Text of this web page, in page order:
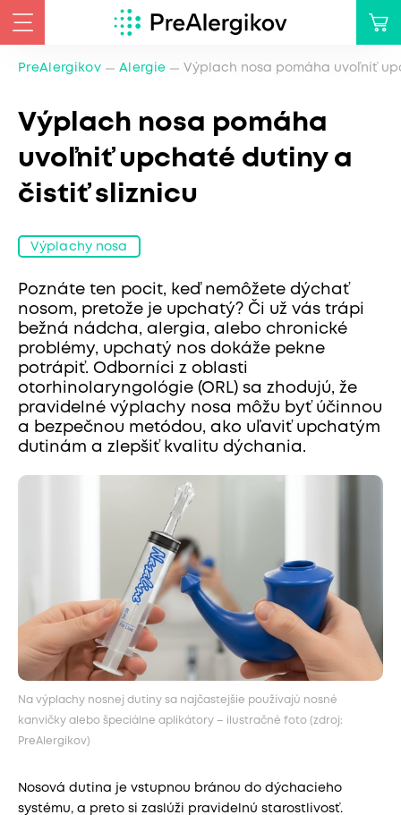
PreAlergikov Alergie Výplach nosa pomáha uvoľniť
Výplach nosa pomáha
uvoľniť upchaté dutiny a
čistiť sliznicu
Výplachy nosa
Poznáte ten pocit, keď nemôžete dýchať
nosom, pretože je upchatý? Či už vás trápi
bežná nádcha, alergia, alebo chronické
problémy, upchatý nos dokáže pekne
potrápiť. Odborníci z oblasti
otorhinolaryngológie (ORL) sa zhodujú, že
pravidelné výplachy nosa môžu byť účinnou
a bezpečnou metódou, ako uľaviť upchatým
dutinám a zlepšiť kvalitu dýchania.
Na výplachy nosnej dutiny sa najčastejšie používajú nosné
kanvičky alebo špeciálne aplikátory – ilustračné foto (zdroj:
PreAlergikov)
Nosová dutina je vstupnou bránou do dýchacieho
systému, a preto si zaslúži pravidelnú starostlivosť.